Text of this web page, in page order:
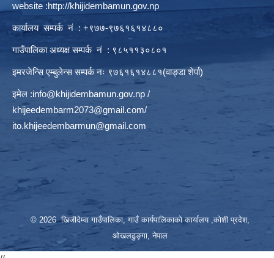
website :http://khijidembamun.gov.np
कार्यालय सम्पर्क नं : +९७७-९७६१६१४८८०
गाउँपालिका अध्यक्ष सम्पर्क नं : ९८५११३०८०१
इमरजेन्सि एम्बुलेन्स सम्पर्क न‌ः ९७६१६१४८८१(वाङ्डा शेर्पा)
इमेल :info@khijidembamun.gov.np /
khijeedembarm2073@gmail.com/
ito.khijeedembarmun@gmail.com
© 2026 खिजीदेम्वा गाउँपालिका, गाउँ कार्यपालिकाको कार्यालय ,कोशी प्रदेश,
ओखलढुङ्गा, नेपाल